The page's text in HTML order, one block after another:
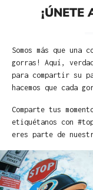
¡ÚNETE
Somos más que una
gorras! Aquí,
para compartir su
hacemos que cada
Comparte tus
etiquétanos con
eres parte de